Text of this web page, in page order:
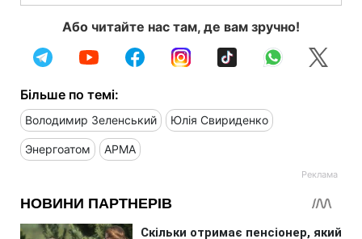
Або читайте нас там, де вам зручно!
Більше по темі:
Володимир Зеленський Юлія Свириденко
Энергоатом АРМА